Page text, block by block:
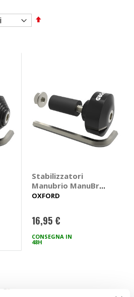
Imposta
Stabilizzatori
Manubrio ManuBrio
Ends - OXFORD
OXFORD
16,95 €
CONSEGNA IN
48H